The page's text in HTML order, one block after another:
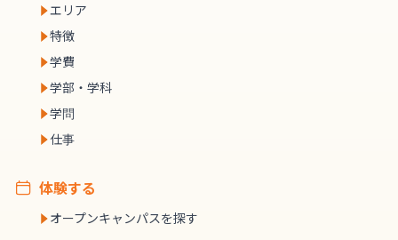
エリア
特徴
学費
学部・学科
学問
仕事
体験する
オープンキャンパスを探す